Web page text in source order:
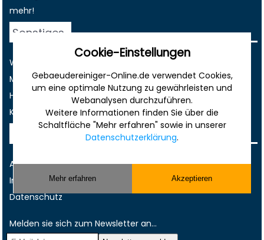
mehr!
Sonstiges
Werbung
Musterverträge und Vorlagen
Hilfe
Kontakt
AGB
Impressum
Datenschutz
Melden sie sich zum Newsletter an...
Cookie-Einstellungen
Gebaeudereiniger-Online.de verwendet Cookies,
um eine optimale Nutzung zu gewährleisten und
Webanalysen durchzuführen.
Weitere Informationen finden Sie über die
Schaltfläche "Mehr erfahren" sowie in unserer
Datenschutzerklärung.
Mehr erfahren Akzeptieren